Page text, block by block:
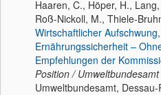
Haaren, C., Höper, H., Lang,
Roß-Nickoll, M., Thiele-
Wirtschaftlicher
Ernährungssicherheit –
Empfehlungen der
Position / Umweltbundesamt
Umweltbundesamt,